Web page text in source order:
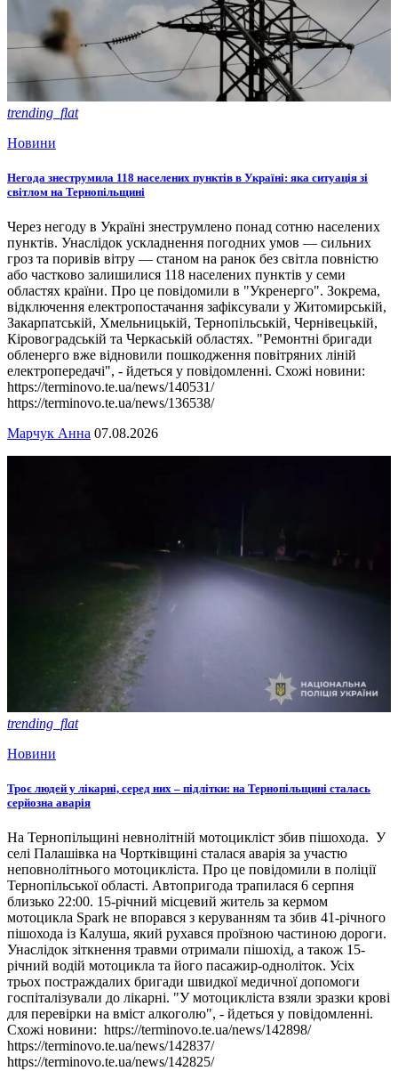
trending_flat
Новини
Негода знеструмила 118 населених пунктів в Україні: яка ситуація зі
світлом на Тернопільщині
Через негоду в Україні знеструмлено понад сотню населених
пунктів. Унаслідок ускладнення погодних умов — сильних
гроз та поривів вітру — станом на ранок без світла повністю
або частково залишилися 118 населених пунктів у семи
областях країни. Про це повідомили в "Укренерго". Зокрема,
відключення електропостачання зафіксували у Житомирській,
Закарпатській, Хмельницькій, Тернопільській, Чернівецькій,
Кіровоградській та Черкаській областях. "Ремонтні бригади
обленерго вже відновили пошкодження повітряних ліній
електропередачі", - йдеться у повідомленні. Схожі новини:
https://terminovo.te.ua/news/140531/
https://terminovo.te.ua/news/136538/
Марчук Анна 07.08.2026
trending_flat
Новини
Троє людей у лікарні, серед них – підлітки: на Тернопільщині сталась
серйозна аварія
На Тернопільщині невнолітній мотоцикліст збив пішохода. У
селі Палашівка на Чортківщині сталася аварія за участю
неповнолітнього мотоцикліста. Про це повідомили в поліції
Тернопільської області. Автопригода трапилася 6 серпня
близько 22:00. 15-річний місцевий житель за кермом
мотоцикла Spark не впорався з керуванням та збив 41-річного
пішохода із Калуша, який рухався проїзною частиною дороги.
Унаслідок зіткнення травми отримали пішохід, а також 15-
річний водій мотоцикла та його пасажир-одноліток. Усіх
трьох постраждалих бригади швидкої медичної допомоги
госпіталізували до лікарні. "У мотоцикліста взяли зразки крові
для перевірки на вміст алкоголю", - йдеться у повідомленні.
Схожі новини: https://terminovo.te.ua/news/142898/
https://terminovo.te.ua/news/142837/
https://terminovo.te.ua/news/142825/